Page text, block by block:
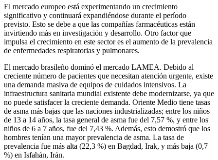
El mercado europeo está experimentando un crecimiento
significativo y continuará expandiéndose durante el período
previsto. Esto se debe a que las compañías farmacéuticas están
invirtiendo más en investigación y desarrollo. Otro factor que
impulsa el crecimiento en este sector es el aumento de la prevalencia
de enfermedades respiratorias y pulmonares.
El mercado brasileño dominó el mercado LAMEA. Debido al
creciente número de pacientes que necesitan atención urgente, existe
una demanda masiva de equipos de cuidados intensivos. La
infraestructura sanitaria mundial existente debe modernizarse, ya que
no puede satisfacer la creciente demanda. Oriente Medio tiene tasas
de asma más bajas que las naciones industrializadas; entre los niños
de 13 a 14 años, la tasa general de asma fue del 7,57 %, y entre los
niños de 6 a 7 años, fue del 7,43 %. Además, esto demostró que los
hombres tenían una mayor prevalencia de asma. La tasa de
prevalencia fue más alta (22,3 %) en Bagdad, Irak, y más baja (0,7
%) en Isfahán, Irán.